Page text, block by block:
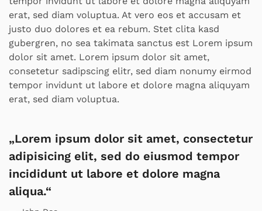
erat, sed diam voluptua. At vero eos et accusam et
justo duo dolores et ea rebum. Stet clita kasd
gubergren, no sea takimata sanctus est Lorem ipsum
dolor sit amet. Lorem ipsum dolor sit amet,
consetetur sadipscing elitr, sed diam nonumy eirmod
tempor invidunt ut labore et dolore magna aliquyam
erat, sed diam voluptua.
„Lorem ipsum dolor sit amet, consectetur
adipisicing elit, sed do eiusmod tempor
incididunt ut labore et dolore magna
aliqua.“